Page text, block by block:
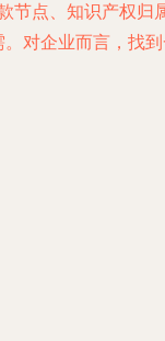
点、知识产权归
对企业而言，找